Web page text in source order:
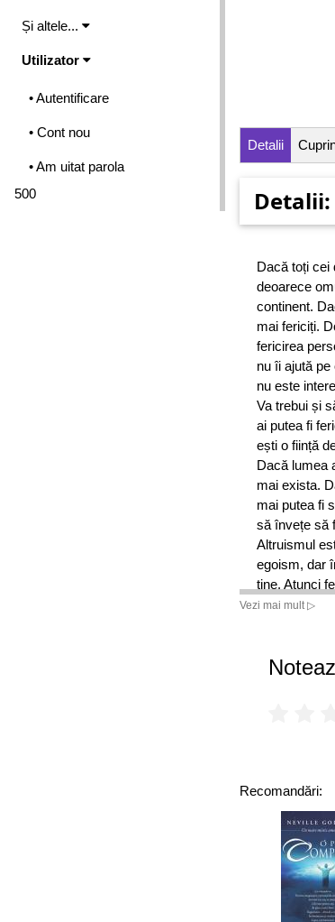
Și altele...
Utilizator
• Autentificare
• Cont nou
• Am uitat parola
500
Detalii
Detalii:
Dacă toți cei
deoarece
continent.
mai fericiți.
fericirea
nu îi ajută
nu este
Va trebui și
ai putea fi
ești o ființă
Dacă lumea
mai exista.
mai putea fi
să învețe să
Altruismul
egoism, dar
tine. Atunci
înconjoară
Vezi mai mult ▷
Recomandări: